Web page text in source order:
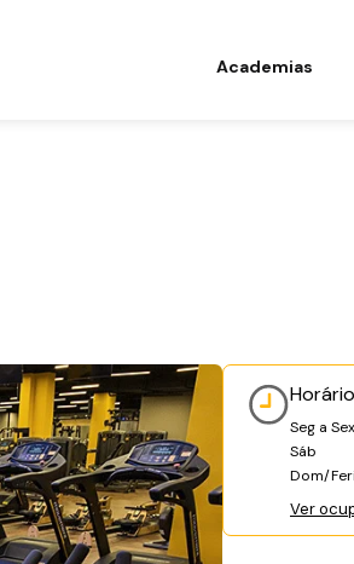
Academias
Seg a Sex
Sáb
Dom/
Ver